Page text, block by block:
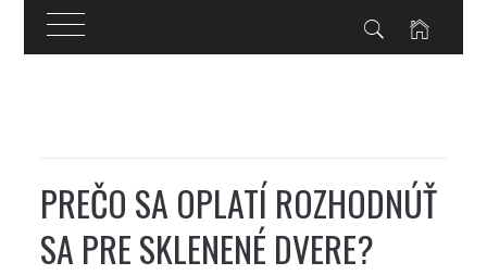
PREČO SA OPLATÍ ROZHODNÚŤ
SA PRE SKLENENÉ DVERE?